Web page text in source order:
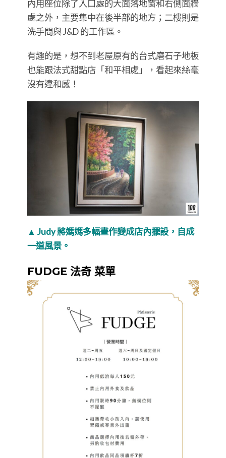
內用座位除了入口處的大面落地窗和右側面牆
處之外，主要集中在後半部的地方；二樓則是
洗手間與 J&D 的工作區。
有趣的是，想不到老屋原有的台式磨石子地板
也能跟法式甜點店「和平相處」，看起來絲毫
沒有違和感！
▲ Judy 將媽媽多幅畫作變成店內擺設，自成
一道風景。
FUDGE 法奇 菜單